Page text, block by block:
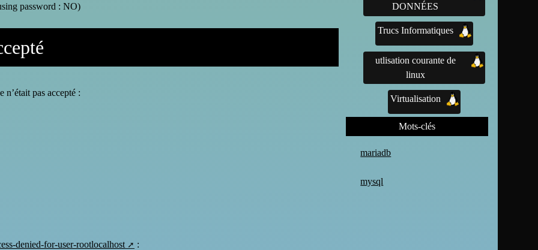
password : NO)
n’était pas accepté :
denied-for-user-rootlocalhost
:
DONNÉES
Trucs Informatiques
utlisation courante de
linux
Virtualisation
Mots-clés
mariadb
mysql